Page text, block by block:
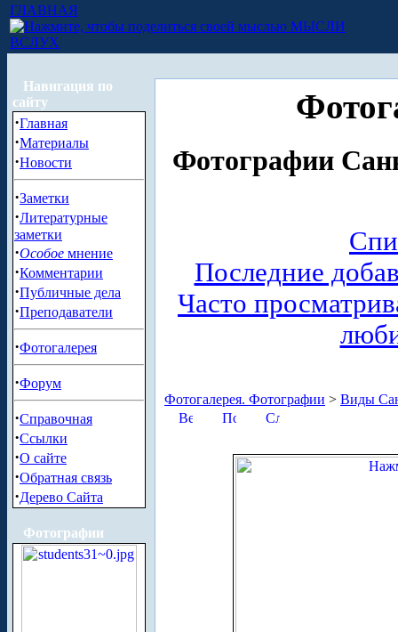
ГЛАВНАЯ
МЫСЛИ
ВСЛУХ
Навигация по
сайту
·Главная
·Материалы
·Новости
·Заметки
·Литературные
заметки
·Особое мнение
·Комментарии
·Публичные дела
·Преподаватели
·Фотогалерея
·Форум
·Справочная
·Ссылки
·О сайте
·Обратная связь
·Дерево Сайта
Фотографии
Фотографии
Последние
Часто
Фотогалерея. Фотографии > Виды